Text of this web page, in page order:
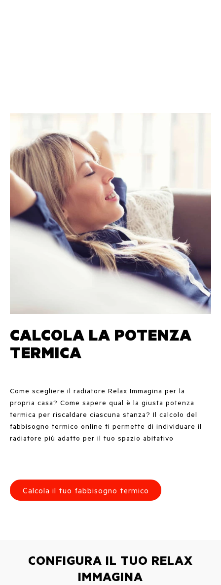
CALCOLA LA POTENZA
TERMICA
Come scegliere il radiatore Relax Immagina per la
propria casa? Come sapere qual è la giusta potenza
termica per riscaldare ciascuna stanza? Il calcolo del
fabbisogno termico online ti permette di individuare il
radiatore più adatto per il tuo spazio abitativo
Calcola il tuo fabbisogno termico
CONFIGURA IL TUO RELAX
IMMAGINA